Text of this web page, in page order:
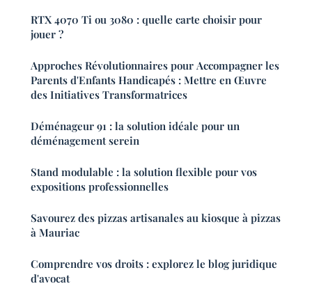
RTX 4070 Ti ou 3080 : quelle carte choisir pour
jouer ?
Approches Révolutionnaires pour Accompagner les
Parents d'Enfants Handicapés : Mettre en Œuvre
des Initiatives Transformatrices
Déménageur 91 : la solution idéale pour un
déménagement serein
Stand modulable : la solution flexible pour vos
expositions professionnelles
Savourez des pizzas artisanales au kiosque à pizzas
à Mauriac
Comprendre vos droits : explorez le blog juridique
d'avocat